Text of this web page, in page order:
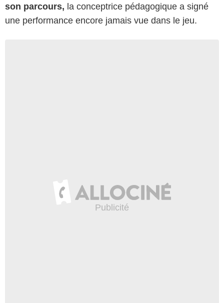
son parcours, la conceptrice pédagogique a signé
une performance encore jamais vue dans le jeu.